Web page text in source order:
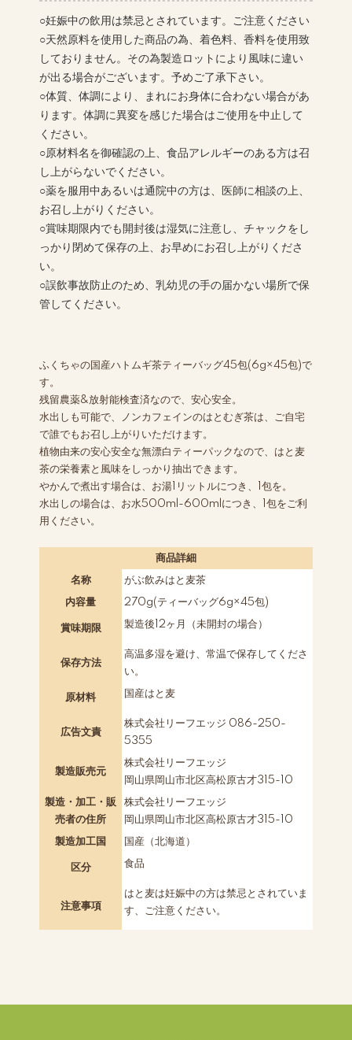
○妊娠中の飲用は禁忌とされています。ご注意ください
○天然原料を使用した商品の為、着色料、香料を使用致
しておりません。その為製造ロットにより風味に違い
が出る場合がございます。予めご了承下さい。
○体質、体調により、まれにお身体に合わない場合があ
ります。体調に異変を感じた場合はご使用を中止して
ください。
○原材料名を御確認の上、食品アレルギーのある方は召
し上がらないでください。
○薬を服用中あるいは通院中の方は、医師に相談の上、
お召し上がりください。
○賞味期限内でも開封後は湿気に注意し、チャックをし
っかり閉めて保存の上、お早めにお召し上がりくださ
い。
○誤飲事故防止のため、乳幼児の手の届かない場所で保
管してください。
ふくちゃの国産ハトムギ茶ティーバッグ45包(6g×45包)で
す。
残留農薬&放射能検査済なので、安心安全。
水出しも可能で、ノンカフェインのはとむぎ茶は、ご自宅
で誰でもお召し上がりいただけます。
植物由来の安心安全な無漂白ティーパックなので、はと麦
茶の栄養素と風味をしっかり抽出できます。
やかんで煮出す場合は、お湯1リットルにつき、1包を。
水出しの場合は、お水500ml-600mlにつき、1包をご利
用ください。
商品詳細
名称
がぶ飲みはと麦茶
内容量
270g(ティーバッグ6g×45包)
賞味期限 製造後12ヶ月（未開封の場合）
保存方法
高温多湿を避け、常温で保存してくださ
い。
原材料 国産はと麦
広告文責
株式会社リーフエッジ 086-250-
5355
製造販売元
株式会社リーフエッジ
岡山県岡山市北区高松原古才315-10
製造・加工・販
売者の住所
株式会社リーフエッジ
岡山県岡山市北区高松原古才315-10
製造加工国
国産（北海道）
区分 食品
注意事項
はと麦は妊娠中の方は禁忌とされていま
す、ご注意ください。